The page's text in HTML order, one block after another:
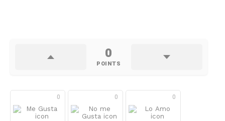
0
POINTS
0 0 0